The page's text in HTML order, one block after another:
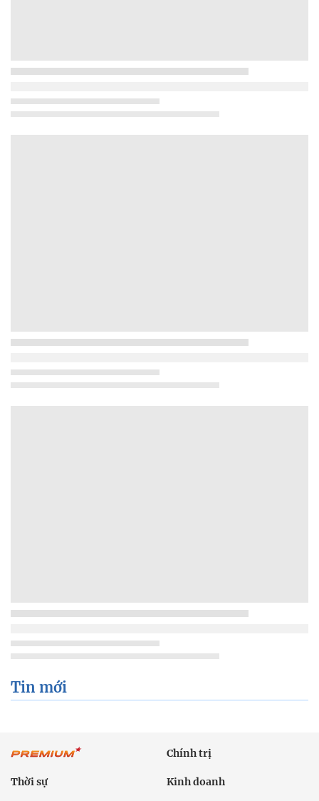
Tin mới
Chính trị
Thời sự Kinh doanh